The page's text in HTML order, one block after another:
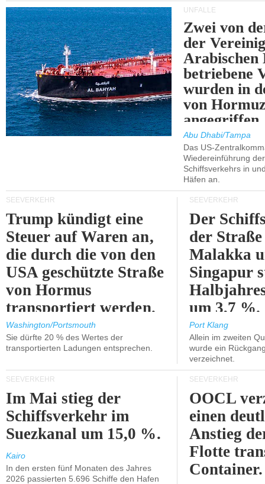
UNFÄLLE
Zwei von
der
Arabischen
betriebene
wurden in
von
angegriffen.
Abu Dhabi/Tampa
Das US-
Wiedereinführung
Schiffsverkehrs in
Häfen an.
SEEVERKEHR
Trump kündigt eine
Steuer auf Waren an,
die durch die von den
USA geschützte Straße
von Hormus
transportiert werden.
Washington/Portsmouth
Sie dürfte 20 % des Wertes der
transportierten Ladungen entsprechen.
SEEVERKEHR
Der
der
Malakka
Singapur
um 3,7 %.
Port Klang
Allein im zweiten
wurde ein
verzeichnet.
SEEVERKEHR
Im Mai stieg der
Schiffsverkehr im
Suezkanal um 15,0 %.
Kairo
In den ersten fünf Monaten des Jahres
2026 passierten 5.696 Schiffe den Hafen
SEEVERKEHR
OOCL
einen
Anstieg
Flotte
Container.